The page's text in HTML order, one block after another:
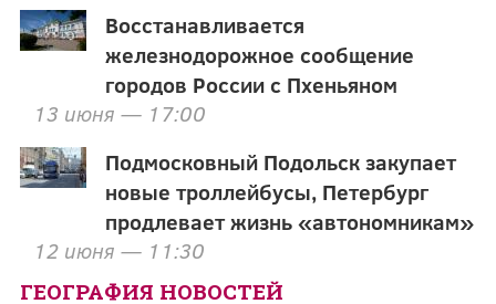
Восстанавливается
железнодорожное сообщение
городов России с Пхеньяном
13 июня — 17:00
Подмосковный Подольск закупает
новые троллейбусы, Петербург
продлевает жизнь «автономникам»
12 июня — 11:30
ГЕОГРАФИЯ НОВОСТЕЙ